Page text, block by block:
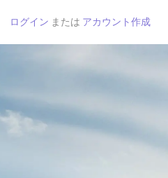
ログイン または アカウント作成